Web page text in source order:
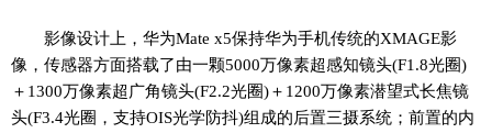
影像设计上，华为Mate x5保持华为手机传统的XMAGE影
像，传感器方面搭载了由一颗5000万像素超感知镜头(F1.8光圈)
＋1300万像素超广角镜头(F2.2光圈)＋1200万像素潜望式长焦镜
头(F3.4光圈，支持OIS光学防抖)组成的后置三摄系统；前置的内